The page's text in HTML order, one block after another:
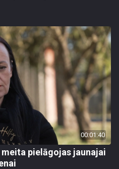
00:01:40
pielāgojas jaunajai